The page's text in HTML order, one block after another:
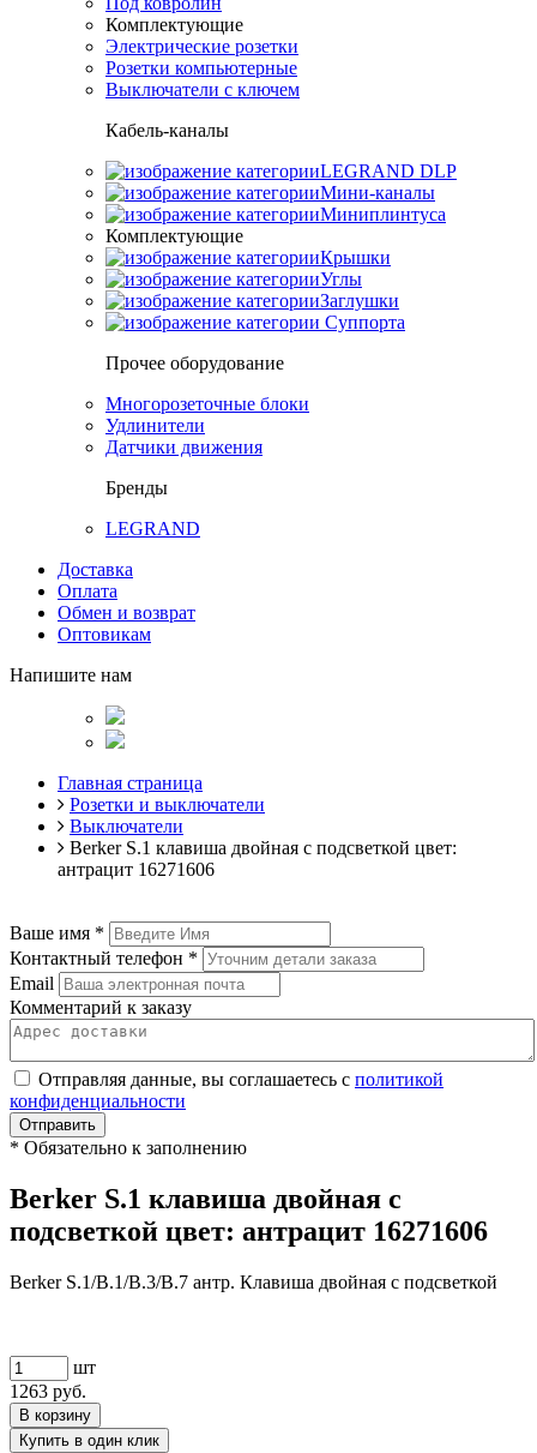
Комплектующие
Электрические розетки
Розетки компьютерные
Выключатели с ключем
Кабель-каналы
LEGRAND DLP
Мини-каналы
Миниплинтуса
Комплектующие
Крышки
Углы
Заглушки
Суппорта
Прочее оборудование
Многорозеточные блоки
Удлинители
Датчики движения
Бренды
LEGRAND
Доставка
Оплата
Обмен и возврат
Оптовикам
Напишите нам
Главная страница
Розетки и выключатели
Выключатели
Berker S.1 клавиша двойная с подсветкой цвет:
антрацит 16271606
Ваше имя *
Контактный телефон *
Email
Комментарий к заказу
Отправляя данные, вы соглашаетесь с политикой
конфиденциальности
Отправить
* Обязательно к заполнению
Berker S.1 клавиша двойная с
подсветкой цвет: антрацит 16271606
Berker S.1/B.1/B.3/B.7 антр. Клавиша двойная с подсветкой
шт
1263 руб.
В корзину
Купить в один клик